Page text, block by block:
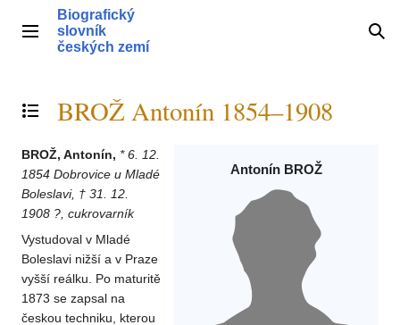
obsahHlavní menu
Biografický
slovník
českých zemí
Přepnout obsah
BROŽ Antonín 1854–1908
Antonín BROŽ
BROŽ, Antonín, * 6. 12.
1854 Dobrovice u Mladé
Boleslavi, † 31. 12.
1908 ?, cukrovarník
Vystudoval v Mladé
Boleslavi nižší a v Praze
vyšší reálku. Po maturitě
1873 se zapsal na
českou techniku, kterou